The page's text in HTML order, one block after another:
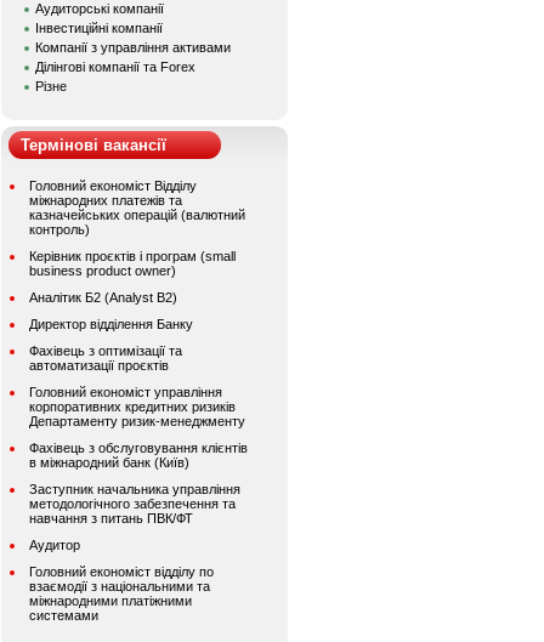
Аудиторські компанії
Інвестиційні компанії
Компанії з управління активами
Ділінгові компанії та Forex
Різне
Термінові вакансії
Головний економіст Відділу
міжнародних платежів та
казначейських операцій (валютний
контроль)
Керівник проєктів і програм (small
business product owner)
Аналітик Б2 (Analyst B2)
Директор відділення Банку
Фахівець з оптимізації та
автоматизації проєктів
Головний економіст управління
корпоративних кредитних ризиків
Департаменту ризик-менеджменту
Фахівець з обслуговування клієнтів
в міжнародний банк (Київ)
Заступник начальника управління
методологічного забезпечення та
навчання з питань ПВК/ФТ
Аудитор
Головний економіст відділу по
взаємодії з національними та
міжнародними платіжними
системами